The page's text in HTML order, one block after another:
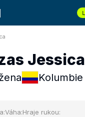
Jessica
Kolumbie
Váha:Hraje rukou: